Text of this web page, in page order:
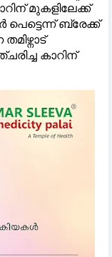
മുകളിലേക്ക്
ബ്രേക്ക്
കാറിന്